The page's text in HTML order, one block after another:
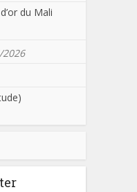
du Mali